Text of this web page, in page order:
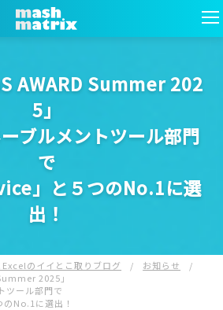
AWARD Summer 202
5」
ブルメントツール部門
で
」と５つのNo.1に選
出！
のイイとこ取りブログ / お知らせ
/
2025」
ツール部門で
No.1に選出！